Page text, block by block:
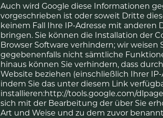
Auch wird Google diese Informationen
vorgeschrieben ist oder soweit Dritte
keinem Fall Ihre IP-Adresse mit anderen
bringen. Sie können die Installation der
Browser Software verhindern; wir weisen
gegebenenfalls nicht sämtliche
hinaus können Sie verhindern, dass
Website beziehen (einschließlich Ihrer
indem Sie das unter diesem Link
installieren:http://tools.google.com/
sich mit der Bearbeitung der über Sie
Art und Weise und zu dem zuvor